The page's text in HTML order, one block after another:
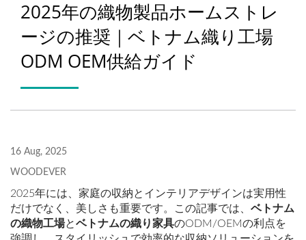
2025年の織物製品ホームストレ
ージの推奨｜ベトナム織り工場
ODM OEM供給ガイド
16 Aug, 2025
WOODEVER
2025年には、家庭の収納とインテリアデザインは実用性
だけでなく、美しさも重要です。この記事では、 ベトナム
の織物工場とベトナムの織り家具のODM/OEMの利点を